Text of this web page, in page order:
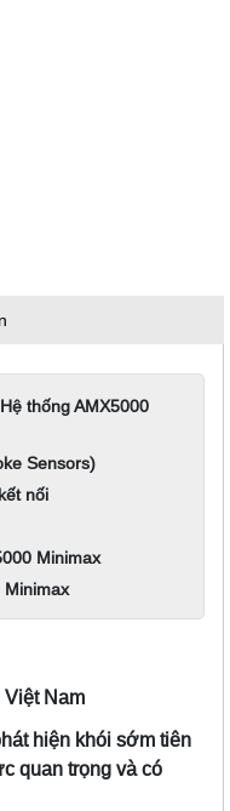
thống AMX5000
Sensors)
nối
Minimax
Minimax
Nam
hiện khói sớm tiên
quan trọng và có